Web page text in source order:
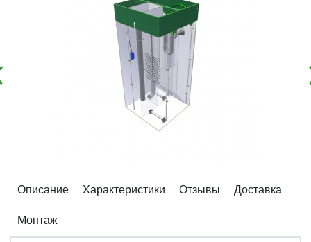
Описание Характеристики Отзывы Доставка
Монтаж